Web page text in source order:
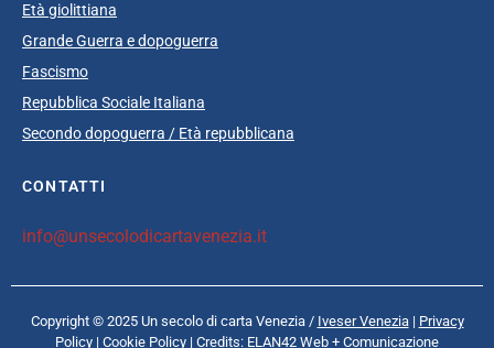
Età giolittiana
Grande Guerra e dopoguerra
Fascismo
Repubblica Sociale Italiana
Secondo dopoguerra / Età repubblicana
CONTATTI
info@unsecolodicartavenezia.it
Copyright © 2025 Un secolo di carta Venezia / Iveser Venezia| Privacy
Policy | Cookie Policy | Credits: ELAN42 Web + Comunicazione